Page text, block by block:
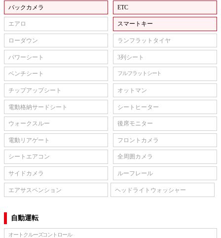
バックカメラ ETC
エアロ スマートキー
ローダウン ランフラットタイヤ
パワーシート 3列シート
ベンチシート フルフラットシート
チップアップシート オットマン
電動格納サードシート シートヒーター
ウォークスルー 後席モニター
電動リアゲート フロントカメラ
シートエアコン 全周囲カメラ
サイドカメラ ルーフレール
エアサスペンション ヘッドライトウォッシャー
自動運転
オートクルーズコントロール